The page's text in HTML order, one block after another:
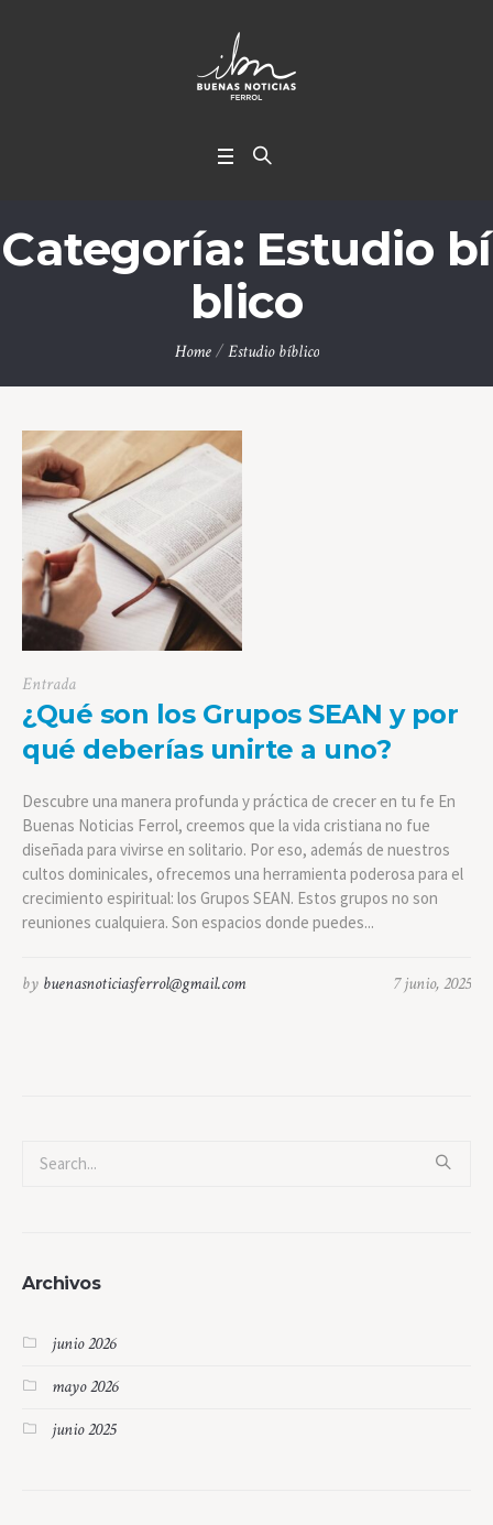
Categoría: Estudio bí
blico
Home /Estudio bíblico
Entrada
¿Qué son los Grupos SEAN y por
qué deberías unirte a uno?
Descubre una manera profunda y práctica de crecer en tu fe En
Buenas Noticias Ferrol, creemos que la vida cristiana no fue
diseñada para vivirse en solitario. Por eso, además de nuestros
cultos dominicales, ofrecemos una herramienta poderosa para el
crecimiento espiritual: los Grupos SEAN. Estos grupos no son
reuniones cualquiera. Son espacios donde puedes...
7 junio, 2025
by buenasnoticiasferrol@gmail.com
Archivos
junio 2026
mayo 2026
junio 2025